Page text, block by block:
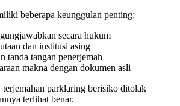
beberapa keunggulan penting:
secara hukum
dan institusi asing
tanda tangan penerjemah
makna dengan dokumen asli
terjemahan parklaring berisiko ditolak
terlihat benar.